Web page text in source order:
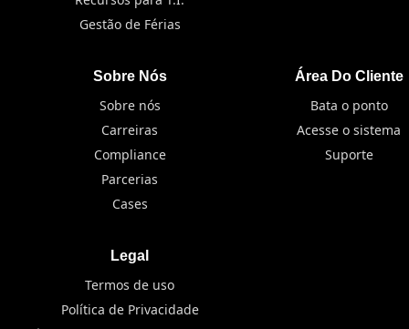
Gestão de Férias
Sobre Nós
Sobre nós
Carreiras
Compliance
Parcerias
Cases
Área Do Cliente
Bata o ponto
Acesse o sistema
Suporte
Legal
Termos de uso
Política de Privacidade